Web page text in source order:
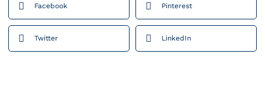
Facebook Pinterest
Twitter LinkedIn